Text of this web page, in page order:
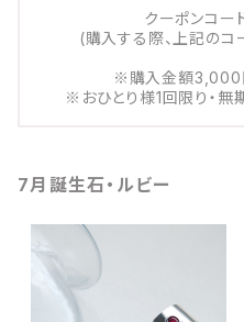
クーポンコー
(購入する際、上記のコ
※購入金額3,000
※おひとり様1回限り・無
7月誕生石・ルビー